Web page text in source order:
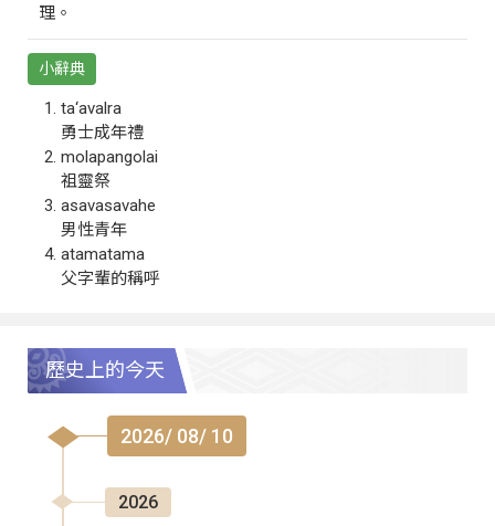
理。
小辭典
ta‘avalra
勇士成年禮
molapangolai
祖靈祭
asavasavahe
男性青年
atamatama
父字輩的稱呼
歷史上的今天
2026/ 08/ 10
2026